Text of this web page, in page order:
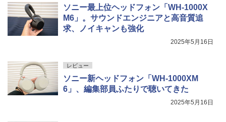
ソニー最上位ヘッドフォン「WH-1000X
M6」。サウンドエンジニアと高音質追
求、ノイキャンも強化
2025年5月16日
レビュー
ソニー新ヘッドフォン「WH-1000XM
6」、編集部員ふたりで聴いてきた
2025年5月16日